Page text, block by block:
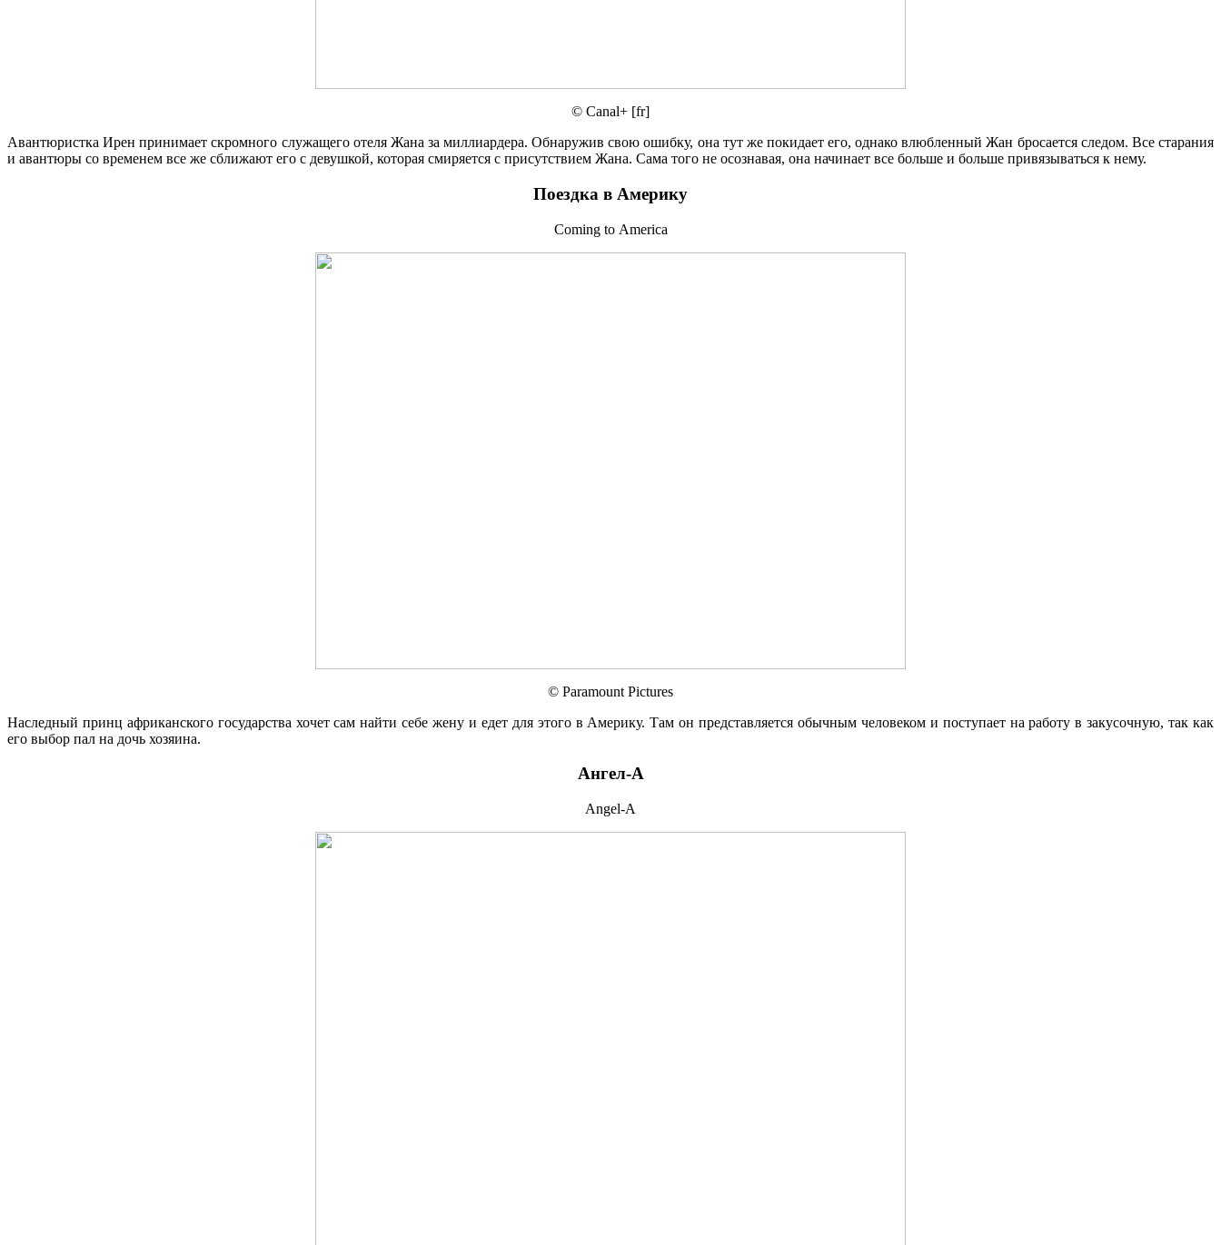
© Canal+ [fr]
Авантюристка Ирен принимает скромного служащего отеля Жана за миллиардера. Обнаружив свою ошибку, она тут же покидает его, однако влюбленный Жан бросается следом. Все старания
и авантюры со временем все же сближают его с девушкой, которая смиряется с присутствием Жана. Сама того не осознавая, она начинает все больше и больше привязываться к нему.
Поездка в Америку
Coming to America
© Paramount Pictures
Наследный принц африканского государства хочет сам найти себе жену и едет для этого в Америку. Там он представляется обычным человеком и поступает на работу в закусочную, так как
его выбор пал на дочь хозяина.
Ангел-А
Angel-A